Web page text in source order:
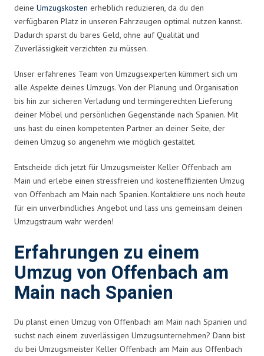
deine Umzugskosten erheblich reduzieren, da du den
verfügbaren Platz in unseren Fahrzeugen optimal nutzen kannst.
Dadurch sparst du bares Geld, ohne auf Qualität und
Zuverlässigkeit verzichten zu müssen.
Unser erfahrenes Team von Umzugsexperten kümmert sich um
alle Aspekte deines Umzugs. Von der Planung und Organisation
bis hin zur sicheren Verladung und termingerechten Lieferung
deiner Möbel und persönlichen Gegenstände nach Spanien. Mit
uns hast du einen kompetenten Partner an deiner Seite, der
deinen Umzug so angenehm wie möglich gestaltet.
Entscheide dich jetzt für Umzugsmeister Keller Offenbach am
Main und erlebe einen stressfreien und kosteneffizienten Umzug
von Offenbach am Main nach Spanien. Kontaktiere uns noch heute
für ein unverbindliches Angebot und lass uns gemeinsam deinen
Umzugstraum wahr werden!
Erfahrungen zu einem
Umzug von Offenbach am
Main nach Spanien
Du planst einen Umzug von Offenbach am Main nach Spanien und
suchst nach einem zuverlässigen Umzugsunternehmen? Dann bist
du bei Umzugsmeister Keller Offenbach am Main aus Offenbach